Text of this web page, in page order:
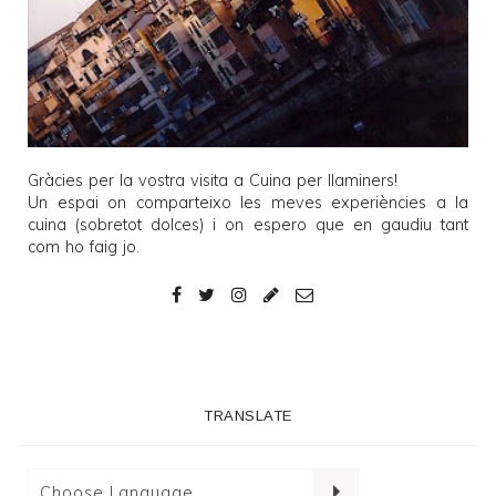
Gràcies per la vostra visita a Cuina per llaminers!
Un espai on comparteixo les meves experiències a la
cuina (sobretot dolces) i on espero que en gaudiu tant
com ho faig jo.
TRANSLATE